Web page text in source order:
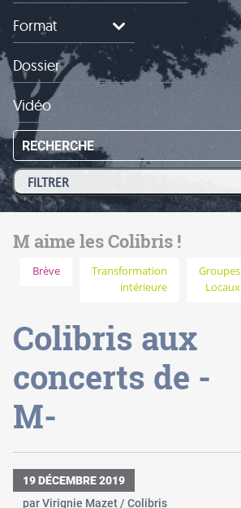
Format
Dossier
Vidéo
RECHERCHE
M aime les Colibris !
Brève
Transformation
intérieure
Groupes
Locaux
Colibris aux
concerts de -
M-
19 DÉCEMBRE 2019
par Virignie Mazet / Colibris